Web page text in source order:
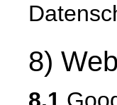
8)
8.1